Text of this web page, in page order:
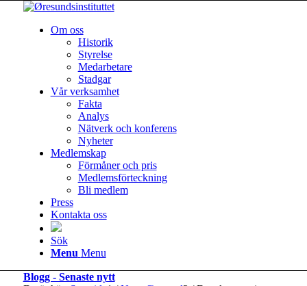
Om oss
Historik
Styrelse
Medarbetare
Stadgar
Vår verksamhet
Fakta
Analys
Nätverk och konferens
Nyheter
Medlemskap
Förmåner och pris
Medlemsförteckning
Bli medlem
Press
Kontakta oss
Sök
Menu Menu
Blogg - Senaste nytt